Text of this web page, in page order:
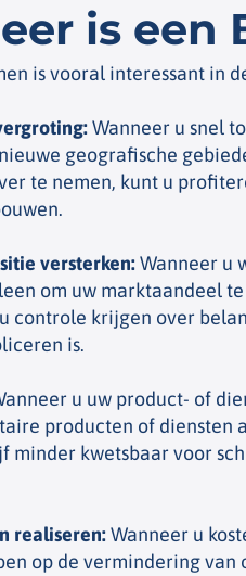
is een
is vooral interessant in
:Wanneer u snel
geografische
te nemen, kunt u
versterken:Wanneer u
om uw marktaandeel
controle krijgen over
is.
u uw product- of
producten of diensten
minder kwetsbaar voor
realiseren:Wanneer u
op de vermindering